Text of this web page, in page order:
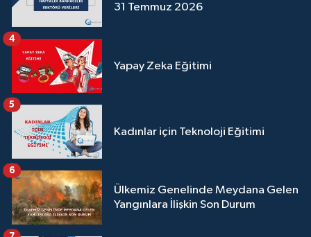
31 Temmuz 2026
Yapay Zeka Eğitimi
4
Kadınlar için Teknoloji Eğitimi
5
Ülkemiz Genelinde Meydana Gelen
Yangınlara İlişkin Son Durum
6